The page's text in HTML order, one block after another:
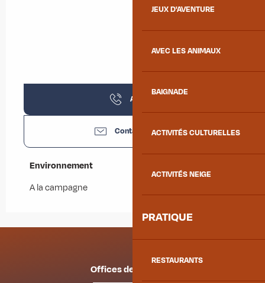
JEUX D'AVENTURE
AVEC LES ANIMAUX
BAIGNADE
ACTIVITÉS CULTURELLES
ACTIVITÉS NEIGE
PRATIQUE
RESTAURANTS
Appeler
Contactez-nous
Environnement
Environnement
A la campagne
Offices de tourisme